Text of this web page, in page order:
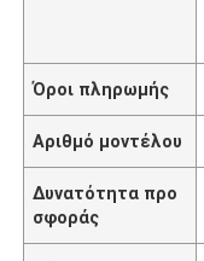
Όροι πληρωμής
Αριθμό μοντέλου
Δυνατότητα προ
σφοράς